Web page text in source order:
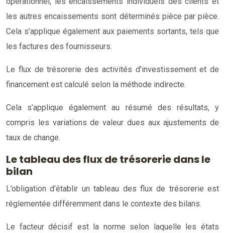
les autres encaissements sont déterminés pièce par pièce.
Cela s’applique également aux paiements sortants, tels que
les factures des fournisseurs.
Le flux de trésorerie des activités d’investissement et de
financement est calculé selon la méthode indirecte.
Cela s’applique également au résumé des résultats, y
compris les variations de valeur dues aux ajustements de
taux de change.
Le tableau des flux de trésorerie dans le
bilan
L’obligation d’établir un tableau des flux de trésorerie est
réglementée différemment dans le contexte des bilans.
Le facteur décisif est la norme selon laquelle les états